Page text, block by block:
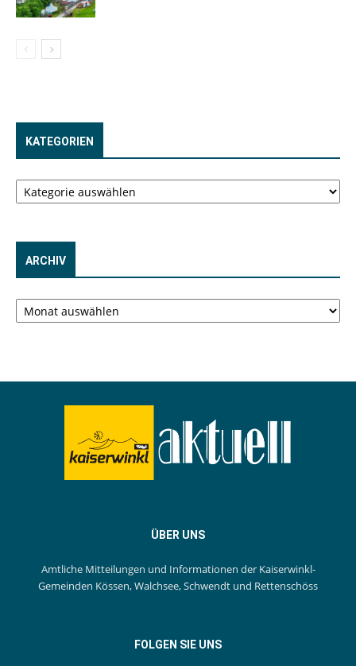
KATEGORIEN
Kategorien
ARCHIV
Archiv
ÜBER UNS
Amtliche Mitteilungen und Informationen der Kaiserwinkl-
Gemeinden Kössen, Walchsee, Schwendt und Rettenschöss
FOLGEN SIE UNS